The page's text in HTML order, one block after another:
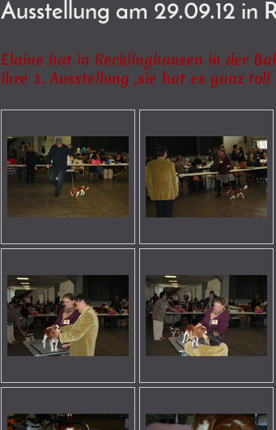
Ausstellung am 29.09.12 in
Elaine hat in Recklinghausen in der
ihre 1. Ausstellung ,sie hat es ganz toll